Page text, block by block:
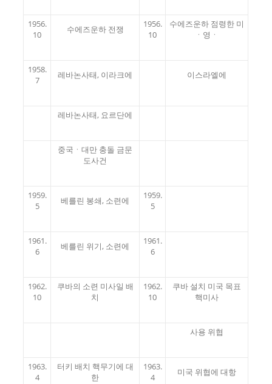
1956.
10
수에즈운하 전쟁
1956.
10
수에즈운하 점령한 미
ㆍ영ㆍ
1958.
7
레바논사태, 이라크에 이스라엘에
레바논사태, 요르단에
중국ㆍ대만 충돌 금문
도사건
1959.
5
베를린 봉쇄, 소련에
1959.
5
1961.
6
베를린 위기, 소련에
1961.
6
1962.
10
쿠바의 소련 미사일 배
치
1962.
10
쿠바 설치 미국 목표
핵미사
사용 위협
1963.
4
터키 배치 핵무기에 대
한
1963.
4
미국 위협에 대항